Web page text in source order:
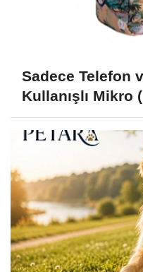
Sadece Telefon
Kullanışlı Mikro